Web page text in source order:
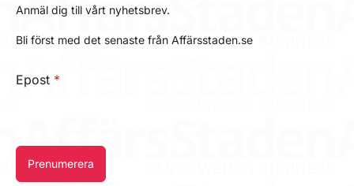
Anmäl dig till vårt nyhetsbrev.
Bli först med det senaste från Affärsstaden.se
Epost *
Prenumerera